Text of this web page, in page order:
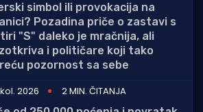
simbol ili provokacija na
Pozadina priče o zastavi s
"S" daleko je mračnija, ali
i političare koji tako
pozornost sa sebe
2026
2 MIN. ČITANJA